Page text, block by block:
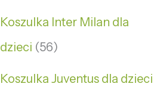
Koszulka Inter Milan dla
dzieci 56
Koszulka Juventus dla dzieci